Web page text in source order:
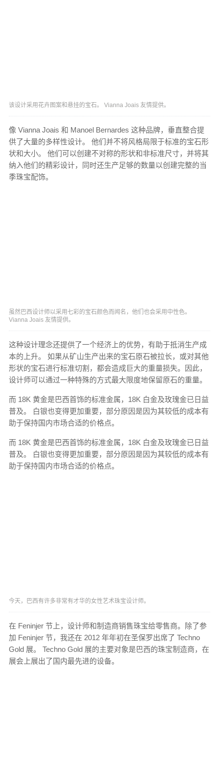
该设计采用花卉图案和悬挂的宝石。 Vianna Joais 友情提供。
像 Vianna Joais 和 Manoel Bernardes 这种品牌，垂直整合提
供了大量的多样性设计。 他们并不将风格局限于标准的宝石形
状和大小。 他们可以创建不对称的形状和非标准尺寸，并将其
纳入他们的精彩设计，同时还生产足够的数量以创建完整的当
季珠宝配饰。
虽然巴西设计师以采用七彩的宝石颜色而闻名，他们也会采用中性色。
Vianna Joais 友情提供。
这种设计理念还提供了一个经济上的优势，有助于抵消生产成
本的上升。 如果从矿山生产出来的宝石原石被拉长，或对其他
形状的宝石进行标准切割，都会造成巨大的重量损失。因此，
设计师可以通过一种特殊的方式最大限度地保留原石的重量。
而 18K 黄金是巴西首饰的标准金属，18K 白金及玫瑰金已日益
普及。 白银也变得更加重要，部分原因是因为其较低的成本有
助于保持国内市场合适的价格点。
而 18K 黄金是巴西首饰的标准金属，18K 白金及玫瑰金已日益
普及。 白银也变得更加重要，部分原因是因为其较低的成本有
助于保持国内市场合适的价格点。
今天，巴西有许多非常有才华的女性艺术珠宝设计师。
在 Feninjer 节上，设计师和制造商销售珠宝给零售商。除了参
加 Feninjer 节，我还在 2012 年年初在圣保罗出席了 Techno
Gold 展。 Techno Gold 展的主要对象是巴西的珠宝制造商，在
展会上展出了国内最先进的设备。